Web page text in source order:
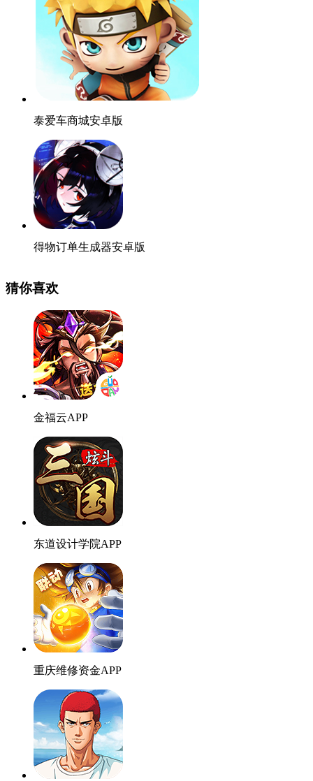
泰爱车商城安卓版
得物订单生成器安卓版
猜你喜欢
金福云APP
东道设计学院APP
重庆维修资金APP